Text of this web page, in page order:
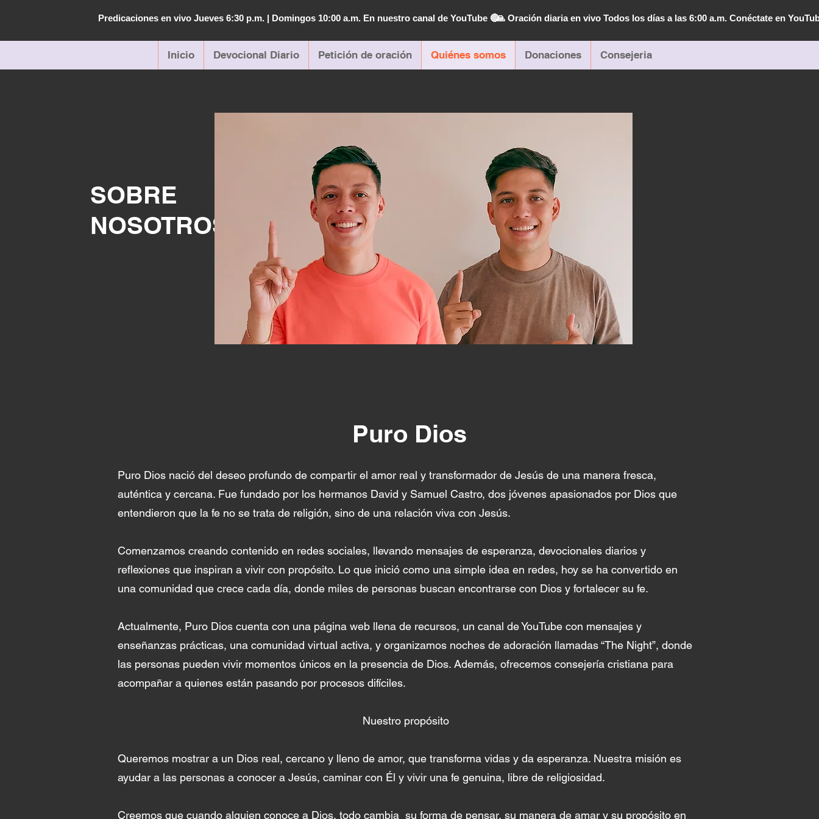
Predicaciones en vivo Jueves 6:30 p.m. | Domingos 10:00 a.m. En nuestro canal de YouTube 🔴🙏 Oración diaria en vivo Todos los días a las 6:00 a.m. Conéctate en
Inicio Devocional Diario Petición de oración Quiénes somos Donaciones Consejeria
SOBRE
NOSOTROS
Puro Dios
Puro Dios nació del deseo profundo de compartir el amor real y transformador de Jesús de una manera fresca,
auténtica y cercana. Fue fundado por los hermanos David y Samuel Castro, dos jóvenes apasionados por Dios que
entendieron que la fe no se trata de religión, sino de una relación viva con Jesús.
Comenzamos creando contenido en redes sociales, llevando mensajes de esperanza, devocionales diarios y
reflexiones que inspiran a vivir con propósito. Lo que inició como una simple idea en redes, hoy se ha convertido en
una comunidad que crece cada día, donde miles de personas buscan encontrarse con Dios y fortalecer su fe.
Actualmente, Puro Dios cuenta con una página web llena de recursos, un canal de YouTube con mensajes y
enseñanzas prácticas, una comunidad virtual activa, y organizamos noches de adoración llamadas “The Night”, donde
las personas pueden vivir momentos únicos en la presencia de Dios. Además, ofrecemos consejería cristiana para
acompañar a quienes están pasando por procesos difíciles.
Nuestro propósito
Queremos mostrar a un Dios real, cercano y lleno de amor, que transforma vidas y da esperanza. Nuestra misión es
ayudar a las personas a conocer a Jesús, caminar con Él y vivir una fe genuina, libre de religiosidad.
Creemos que cuando alguien conoce a Dios, todo cambia su forma de pensar, su manera de amar y su propósito en